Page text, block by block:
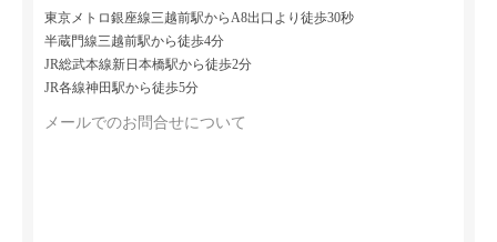
東京メトロ銀座線三越前駅からA8出口より徒歩30秒
半蔵門線三越前駅から徒歩4分
JR総武本線新日本橋駅から徒歩2分
JR各線神田駅から徒歩5分
メールでのお問合せについて